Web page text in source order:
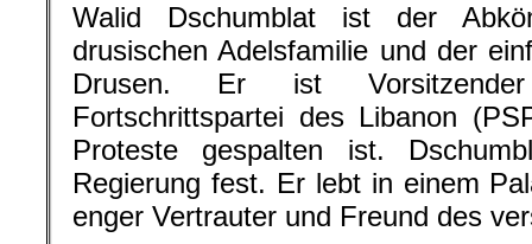
Walid Dschumblat ist der
drusischen Adelsfamilie und der
Drusen. Er ist
Fortschrittspartei des Libanon
Proteste gespalten ist.
Regierung fest. Er lebt in einem
enger Vertrauter und Freund des